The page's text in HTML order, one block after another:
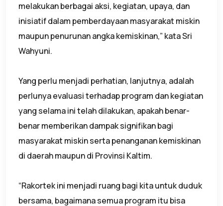
melakukan berbagai aksi, kegiatan, upaya, dan
inisiatif dalam pemberdayaan masyarakat miskin
maupun penurunan angka kemiskinan,” kata Sri
Wahyuni.
Yang perlu menjadi perhatian, lanjutnya, adalah
perlunya evaluasi terhadap program dan kegiatan
yang selama ini telah dilakukan, apakah benar-
benar memberikan dampak signifikan bagi
masyarakat miskin serta penanganan kemiskinan
di daerah maupun di Provinsi Kaltim.
“Rakortek ini menjadi ruang bagi kita untuk duduk
bersama, bagaimana semua program itu bisa